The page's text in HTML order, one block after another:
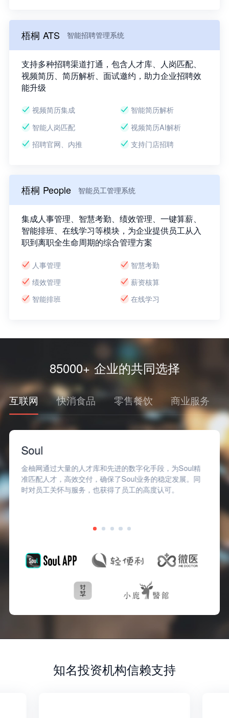
梧桐 ATS 智能招聘管理系统
支持多种招聘渠道打通，包含人才库、人岗匹配、
视频简历、简历解析、面试邀约，助力企业招聘效
能升级
视频简历集成
智能简历解析
智能人岗匹配
视频简历AI解析
招聘官网、内推
支持门店招聘
梧桐 People 智能员工管理系统
集成人事管理、智慧考勤、绩效管理、一键算薪、
智能排班、在线学习等模块，为企业提供员工从入
职到离职全生命周期的综合管理方案
人事管理
智慧考勤
绩效管理
薪资核算
智能排班
在线学习
85000+ 企业的共同选择
互联网 快消食品 零售餐饮 商业服务
Soul
金柚网通过大量的人才库和先进的数字化手段，为Soul精
准匹配人才，高效交付，确保了Soul业务的稳定发展。同
时对员工关怀与服务，也获得了员工的高度认可。
知名投资机构信赖支持